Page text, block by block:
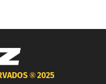
®2025